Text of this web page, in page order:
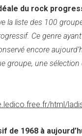
du rock
la liste des 100
Ce genre
encore
groupe, une sélection
html/
de 1968 à